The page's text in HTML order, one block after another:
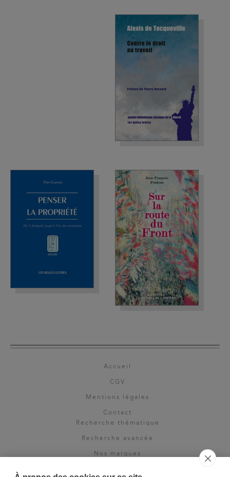
Accueil
CGV
Mentions légales
Contact
Recherche thématique
Recherche avancée
Nos marques